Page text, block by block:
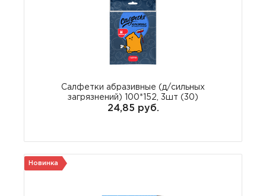
Салфетки абразивные (д/сильных
загрязнений) 100*152, 3шт (30)
24,85 руб.
Новинка